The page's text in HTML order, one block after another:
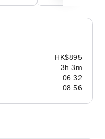
HK$895
3h 3m
06:32
08:56